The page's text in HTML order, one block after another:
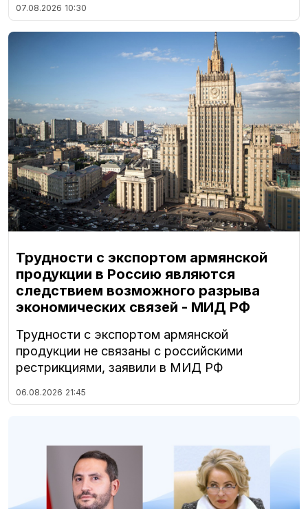
07.08.2026 10:30
Трудности с экспортом армянской
продукции в Россию являются
следствием возможного разрыва
экономических связей - МИД РФ
Трудности с экспортом армянской
продукции не связаны с российскими
рестрикциями, заявили в МИД РФ
06.08.2026 21:45